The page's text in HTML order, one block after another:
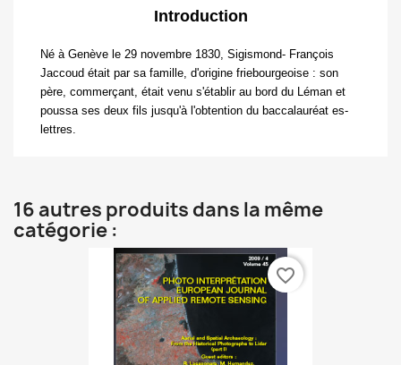
Introduction
Né à Genève le 29 novembre 1830, Sigismond- François
Jaccoud était par sa famille, d'origine friebourgeoise : son
père, commerçant, était venu s'établir au bord du Léman et
poussa ses deux fils jusqu'à l'obtention du baccalauréat es-
lettres.
16 autres produits dans la même
catégorie :
favorite_border